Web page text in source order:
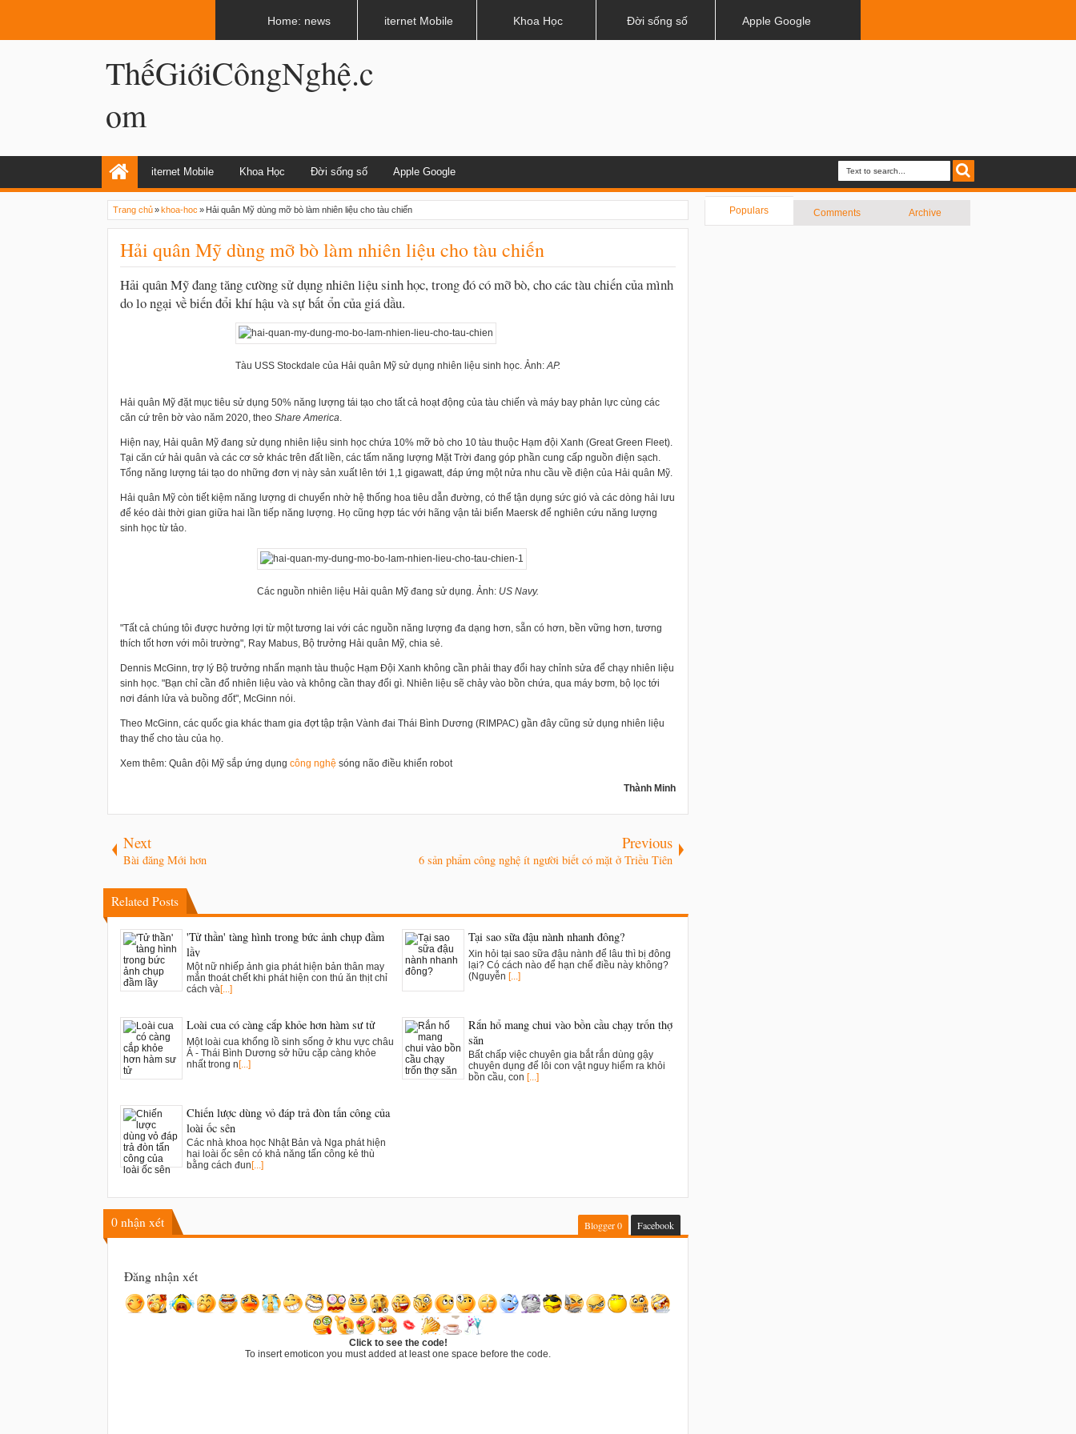
ThếGiớiCôngNghệ.c
om
iternet Mobile Khoa Học Đời sống số Apple Google
Populars Comments Archive
Trang chủ»khoa-hoc » Hải quân Mỹ dùng mỡ bò làm nhiên liệu cho tàu chiến
Hải quân Mỹ dùng mỡ bò làm nhiên liệu cho tàu chiến
Hải quân Mỹ đang tăng cường sử dụng nhiên liệu sinh học, trong đó có mỡ bò, cho các tàu chiến của mình
do lo ngại về biến đổi khí hậu và sự bất ổn của giá dầu.
Tàu USS Stockdale của Hải quân Mỹ sử dụng nhiên liệu sinh học. Ảnh:AP.
Hải quân Mỹ đặt mục tiêu sử dụng 50% năng lượng tái tạo cho tất cả hoạt động của tàu chiến và máy bay phản lực cùng các
căn cứ trên bờ vào năm 2020, theo Share America.
Hiện nay, Hải quân Mỹ đang sử dụng nhiên liệu sinh học chứa 10% mỡ bò cho 10 tàu thuộc Hạm đội Xanh (Great Green Fleet).
Tại căn cứ hải quân và các cơ sở khác trên đất liền, các tấm năng lượng Mặt Trời đang góp phần cung cấp nguồn điện sạch.
Tổng năng lượng tái tạo do những đơn vị này sản xuất lên tới 1,1 gigawatt, đáp ứng một nửa nhu cầu về điện của Hải quân Mỹ.
Hải quân Mỹ còn tiết kiệm năng lượng di chuyển nhờ hệ thống hoa tiêu dẫn đường, có thể tận dụng sức gió và các dòng hải lưu
để kéo dài thời gian giữa hai lần tiếp năng lượng. Họ cũng hợp tác với hãng vận tải biển Maersk để nghiên cứu năng lượng
sinh học từ tảo.
Các nguồn nhiên liệu Hải quân Mỹ đang sử dụng. Ảnh: US Navy.
"Tất cả chúng tôi được hưởng lợi từ một tương lai với các nguồn năng lượng đa dạng hơn, sẵn có hơn, bền vững hơn, tương
thích tốt hơn với môi trường", Ray Mabus, Bộ trưởng Hải quân Mỹ, chia sẻ.
Dennis McGinn, trợ lý Bộ trưởng nhấn mạnh tàu thuộc Hạm Đội Xanh không cần phải thay đổi hay chỉnh sửa để chạy nhiên liệu
sinh học. "Bạn chỉ cần đổ nhiên liệu vào và không cần thay đổi gì. Nhiên liệu sẽ chảy vào bồn chứa, qua máy bơm, bộ lọc tới
nơi đánh lửa và buồng đốt", McGinn nói.
Theo McGinn, các quốc gia khác tham gia đợt tập trận Vành đai Thái Bình Dương (RIMPAC) gần đây cũng sử dụng nhiên liệu
thay thế cho tàu của họ.
Xem thêm: Quân đội Mỹ sắp ứng dụng công nghệ sóng não điều khiển robot
Thành Minh
Next
Bài đăng Mới hơn
Previous
6 sản phẩm công nghệ ít người biết có mặt ở Triều Tiên
Related Posts
'Tử thần' tàng hình trong bức ảnh chụp đầm
lầy
Một nữ nhiếp ảnh gia phát hiện bản thân may
mắn thoát chết khi phát hiện con thú ăn thịt chỉ
cách và[...]
Tại sao sữa đậu nành nhanh đông?
Xin hỏi tại sao sữa đậu nành để lâu thì bị đông
lại? Có cách nào để hạn chế điều này không?
(Nguyễn [...]
Loài cua có càng cắp khỏe hơn hàm sư tử
Một loài cua khổng lồ sinh sống ở khu vực châu
Á - Thái Bình Dương sở hữu cặp càng khỏe
nhất trong n [...]
Rắn hổ mang chui vào bồn cầu chạy trốn thợ
săn
Bất chấp việc chuyên gia bắt rắn dùng gậy
chuyên dụng để lôi con vật nguy hiểm ra khỏi
bồn cầu, con [...]
Chiến lược dùng vỏ đáp trả đòn tấn công của
loài ốc sên
Các nhà khoa học Nhật Bản và Nga phát hiện
hai loài ốc sên có khả năng tấn công kẻ thù
bằng cách đun [...]
0 nhận xét Blogger0 Facebook
Đăng nhận xét
Click to see the code!
To insert emoticon you must added at least one space before the code.
Home: news iternet Mobile Khoa Học Đời sống số Apple Google